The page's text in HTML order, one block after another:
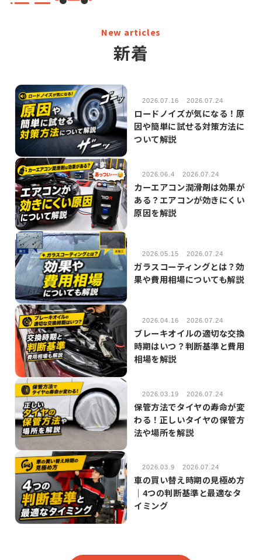
New articles
新着
2026.07.16 2026.07.24
ロードノイズが気になる！原
因や簡単に試せる対策方法に
ついて解説
2026.06.4 2026.07.24
カーエアコン潤滑剤は効果が
ある？エアコンが効きにくい
原因を解説
2026.05.15 2026.07.24
ガラスコーティングとは？効
果や費用相場についても解説
2026.04.16 2026.07.24
ブレーキオイルの適切な交換
時期はいつ？判断基準と費用
相場を解説
2026.03.19 2026.07.24
保管方法でタイヤの寿命が変
わる！正しいタイヤの保管方
法や場所を解説
2026.03.9 2026.07.24
車の買い替え時期の見極め方
｜4つの判断基準と最適なタ
イミング